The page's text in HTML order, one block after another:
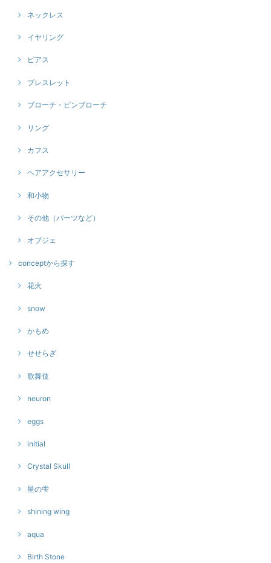
ネックレス
イヤリング
ピアス
ブレスレット
ブローチ・ピンブローチ
リング
カフス
ヘアアクセサリー
和小物
その他（パーツなど）
オブジェ
conceptから探す
花火
snow
かもめ
せせらぎ
歌舞伎
neuron
eggs
initial
Crystal Skull
星の雫
shining wing
aqua
Birth Stone